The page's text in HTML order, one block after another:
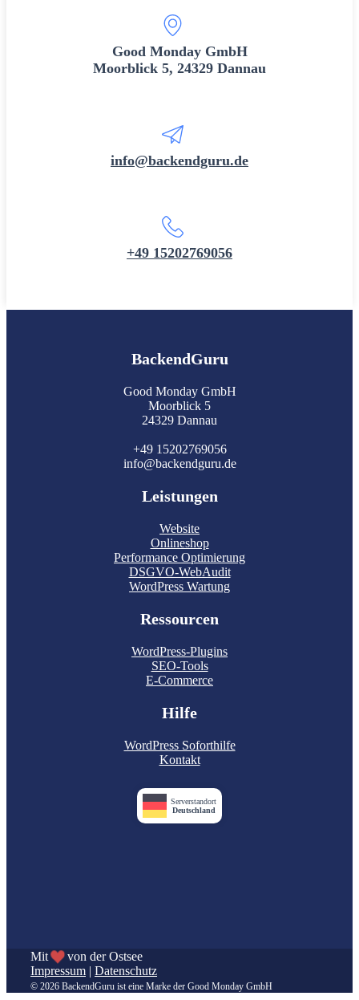
Good Monday GmbH
Moorblick 5, 24329 Dannau
info@backendguru.de
+49 15202769056
BackendGuru
Good Monday GmbH
Moorblick 5
24329 Dannau
+49 15202769056
info@backendguru.de
Leistungen
Website
Onlineshop
Performance Optimierung
DSGVO-WebAudit
WordPress Wartung
Ressourcen
WordPress-Plugins
SEO-Tools
E-Commerce
Hilfe
WordPress Soforthilfe
Kontakt
Serverstandort
Deutschland
Mit
von der Ostsee
Impressum | Datenschutz
© 2026 BackendGuru ist eine Marke der Good Monday GmbH